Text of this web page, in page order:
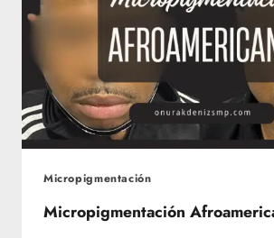
Micropigmentación
Micropigmentación